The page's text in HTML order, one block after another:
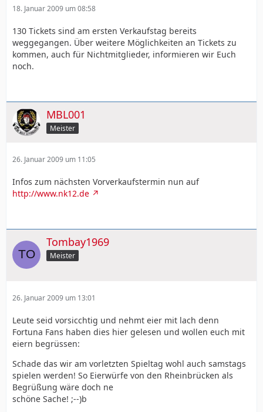
18. Januar 2009 um 08:58
130 Tickets sind am ersten Verkaufstag bereits
weggegangen. Über weitere Möglichkeiten an Tickets zu
kommen, auch für Nichtmitglieder, informieren wir Euch
noch.
MBL001
Meister
26. Januar 2009 um 11:05
Infos zum nächsten Vorverkaufstermin nun auf
http://www.nk12.de
Tombay1969
Meister
26. Januar 2009 um 13:01
Leute seid vorsicchtig und nehmt eier mit lach denn
Fortuna Fans haben dies hier gelesen und wollen euch mit
eiern begrüssen:
Schade das wir am vorletzten Spieltag wohl auch samstags
spielen werden! So Eierwürfe von den Rheinbrücken als
Begrüßung wäre doch ne
schöne Sache! ;--)b